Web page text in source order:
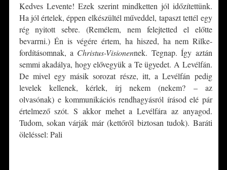
Kedves Levente! Ezek szerint mindketten jól időzítettünk.
Ha jól értelek, éppen elkészültél műveddel, tapaszt tettél egy
rég nyitott sebre. (Remélem, nem felejtetted el előtte
bevarrni.) Én is végére értem, ha hiszed, ha nem Rilke-
fordításomnak, a Christus-Visionennek. Tegnap. Így aztán
semmi akadálya, hogy elővegyük a Te ügyedet. A Levélfán.
De mivel egy másik sorozat része, itt, a Levélfán pedig
levelek kellenek, kérlek, írj nekem (nekem? – az
olvasónak) e kommunikációs rendhagyásról írásod elé pár
értelmező szót. S akkor mehet a Levélfára az anyagod.
Tudom, sokan várják már (kettőről biztosan tudok). Baráti
öleléssel: Pali